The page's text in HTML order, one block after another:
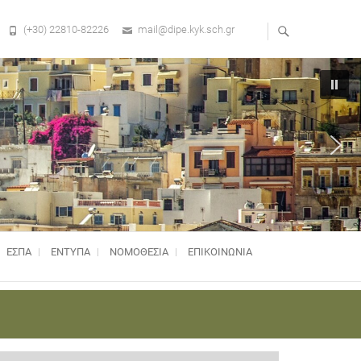
(+30) 22810-82226 mail@dipe.kyk.sch.gr
ΕΣΠΑ ΕΝΤΥΠΑ ΝΟΜΟΘΕΣΊΑ ΕΠΙΚΟΙΝΩΝΙΑ